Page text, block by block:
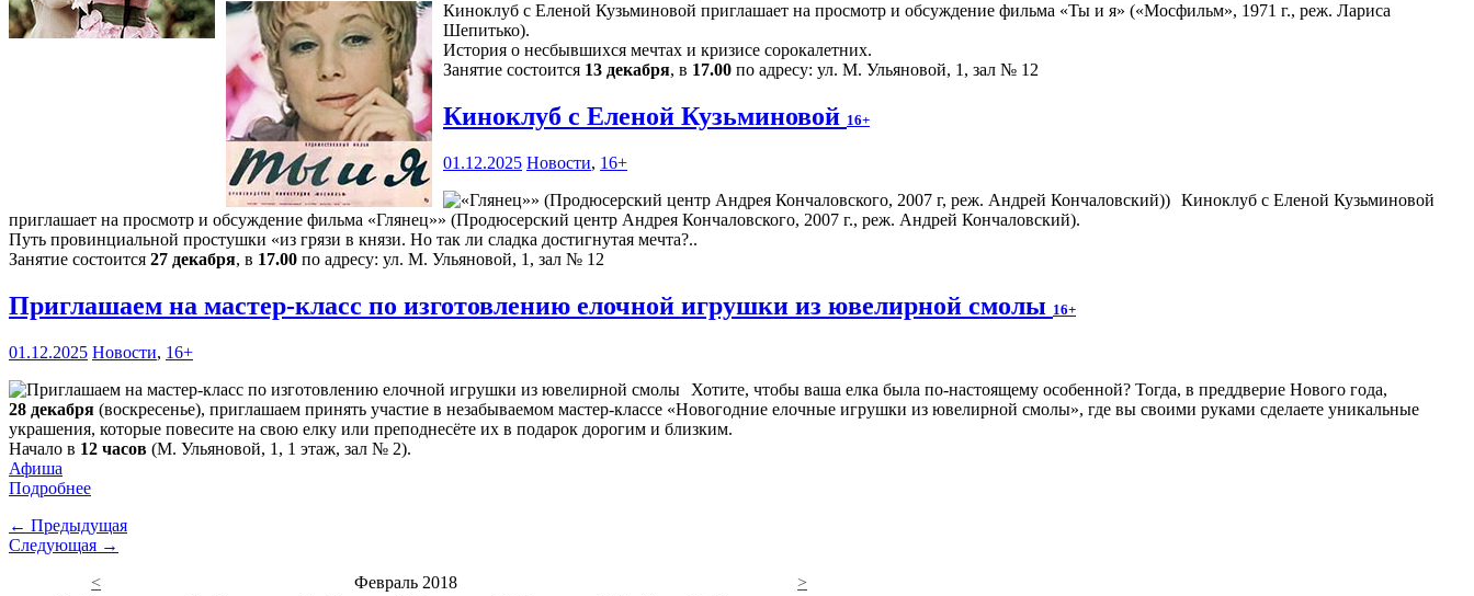
Киноклуб с Еленой Кузьминовой приглашает на просмотр и обсуждение фильма «Ты и я» («Мосфильм», 1971 г., реж. Лариса
Шепитько).
История о несбывшихся мечтах и кризисе сорокалетних.
Занятие состоится 13 декабря, в 17.00 по адресу: ул. М. Ульяновой, 1, зал № 12
Киноклуб с Еленой Кузьминовой 16+
01.12.2025 Новости, 16+
Киноклуб с Еленой Кузьминовой
приглашает на просмотр и обсуждение фильма «Глянец»» (Продюсерский центр Андрея Кончаловского, 2007 г., реж. Андрей Кончаловский).
Путь провинциальной простушки «из грязи в князи. Но так ли сладка достигнутая мечта?..
Занятие состоится 27 декабря, в 17.00 по адресу: ул. М. Ульяновой, 1, зал № 12
Приглашаем на мастер-класс по изготовлению елочной игрушки из ювелирной смолы 16+
01.12.2025 Новости, 16+
Хотите, чтобы ваша елка была по-настоящему особенной? Тогда, в преддверие Нового года,
28 декабря (воскресенье), приглашаем принять участие в незабываемом мастер-классе «Новогодние елочные игрушки из ювелирной смолы», где вы своими руками сделаете уникальные
украшения, которые повесите на свою елку или преподнесёте их в подарок дорогим и близким.
Начало в 12 часов (М. Ульяновой, 1, 1 этаж, зал № 2).
Афиша
Подробнее
← Предыдущая
Следующая →
<
Февраль 2018
>